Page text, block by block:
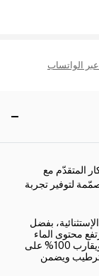
الواتساب
المتقدّم مع
من آلكون، المصمّمة لتوفير تجربة
بفضل
محتوى الماء
من 33% في قلب العدسة إلى أكثر من 80% ويقارب 100% على
ويضمن